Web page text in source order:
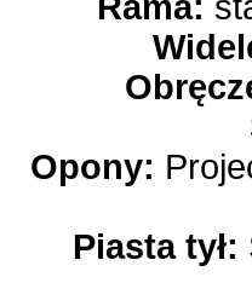
Opony:
Piasta tył: